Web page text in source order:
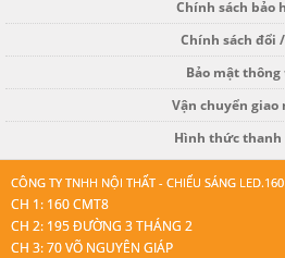
Chính sách bảo
Chính sách đổi
Bảo mật thông
Vận chuyển giao
Hình thức thanh
CÔNG TY TNHH NỘI THẤT - CHIẾU SÁNG LED.160
CH 1: 160 CMT8
CH 2: 195 ĐƯỜNG 3 THÁNG 2
CH 3: 70 VÕ NGUYÊN GIÁP